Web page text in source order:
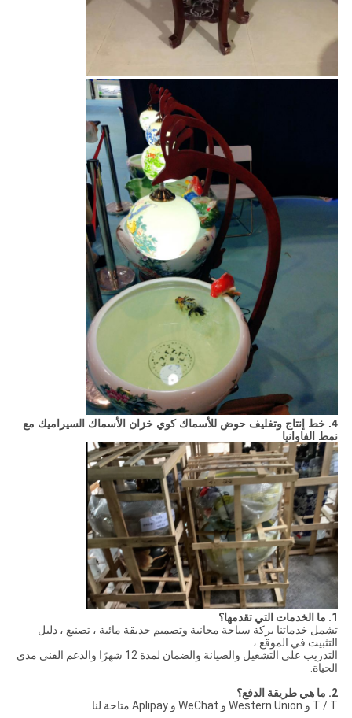
4. خط إنتاج وتغليف
حوض للأسماك كوي خزان الأسماك السيراميك مع
نمط الفاوانيا
1. ما الخدمات التي تقدمها؟
تشمل خدماتنا بركة سباحة مجانية وتصميم حديقة مائية ، تصنيع ، دليل
التثبيت في الموقع ،
التدريب على التشغيل والصيانة والضمان لمدة 12 شهرًا والدعم الفني مدى
الحياة.
2. ما هي طريقة الدفع؟
T / T و Western Union و WeChat و Aplipay متاحة لنا.